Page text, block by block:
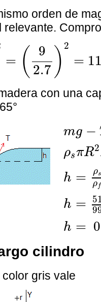
orden de
relevante.
= (
9
2.7 ) 2
=
) 11
con una
mg −
ρsπR2
h = ρs
ρf
h =
h = 0
cilindro
gris vale